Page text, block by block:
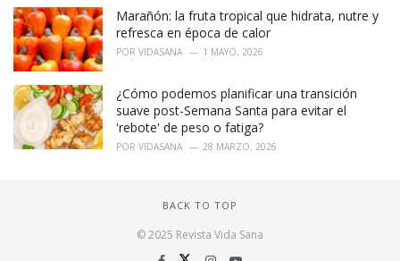
Marañón: la fruta tropical que hidrata, nutre y
refresca en época de calor
POR VIDASANA 1 MAYO, 2026
¿Cómo podemos planificar una transición
suave post-Semana Santa para evitar el
'rebote' de peso o fatiga?
POR VIDASANA 28 MARZO, 2026
BACK TO TOP
© 2025 Revista Vida Sana